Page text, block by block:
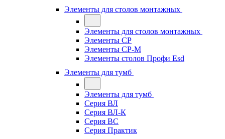
Элементы для столов монтажных
Элементы для столов монтажных
Элементы СР
Элементы СР-М
Элементы столов Профи Esd
Элементы для тумб
Элементы для тумб
Серия ВЛ
Серия ВЛ-К
Серия ВС
Серия Практик